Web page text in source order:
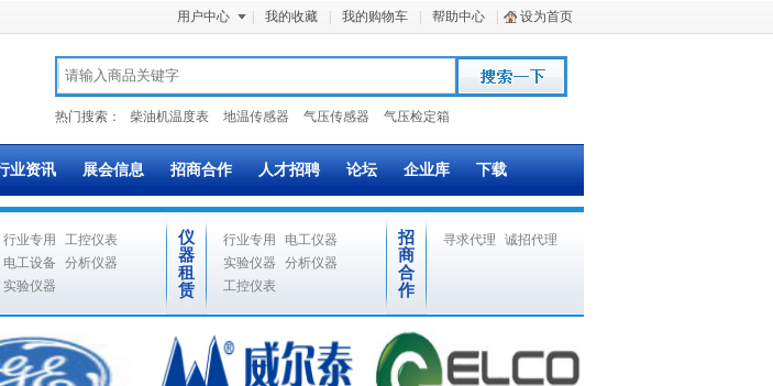
用户中心 我的收藏 我的购物车 帮助中心 设为首页
热门搜索： 柴油机温度表 地温传感器 气压传感器 气压检定箱
业资讯 展会信息 招商合作 人才招聘 论坛 企业库 下载
行业专用
工控仪表
电工设备
分析仪器
实验仪器
仪
器
租
赁
行业专用
电工仪器
实验仪器
分析仪器
工控仪表
招
商
合
作
寻求代理 诚招代理